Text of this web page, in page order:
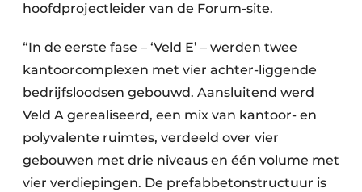
hoofdprojectleider van de Forum-site.
“In de eerste fase – ‘Veld E’ – werden twee
kantoorcomplexen met vier achter-liggende
bedrijfsloodsen gebouwd. Aansluitend werd
Veld A gerealiseerd, een mix van kantoor- en
polyvalente ruimtes, verdeeld over vier
gebouwen met drie niveaus en één volume met
vier verdiepingen. De prefabbetonstructuur is